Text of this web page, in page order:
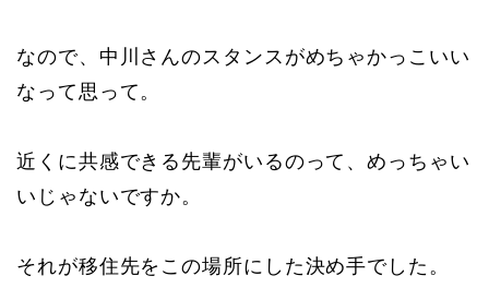
なので、中川さんのスタンスがめちゃかっこいい
なって思って。
近くに共感できる先輩がいるのって、めっちゃい
いじゃないですか。
それが移住先をこの場所にした決め手でした。